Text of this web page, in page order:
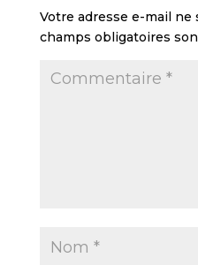
Votre adresse e-mail ne
champs obligatoires